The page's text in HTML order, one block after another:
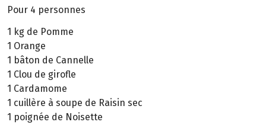
Pour 4 personnes
1 kg de Pomme
1 Orange
1 bâton de Cannelle
1 Clou de girofle
1 Cardamome
1 cuillère à soupe de Raisin sec
1 poignée de Noisette